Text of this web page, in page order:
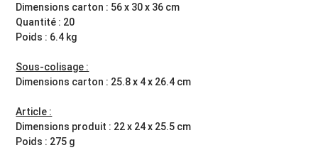
Dimensions carton : 56 x 30 x 36 cm
Quantité : 20
Poids : 6.4 kg
Sous-colisage :
Dimensions carton : 25.8 x 4 x 26.4 cm
Article :
Dimensions produit : 22 x 24 x 25.5 cm
Poids : 275 g